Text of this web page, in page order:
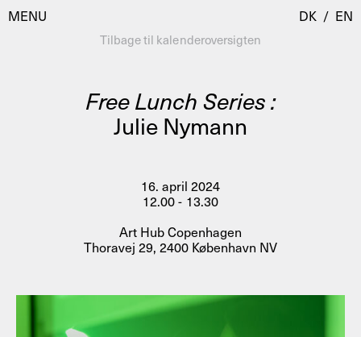
MENU
Besøg
Kalender
AHC Channel
Programmer
Residencies & Studios
Artistic Research
Public Programmes
Om
Profiler
Presse
AHC Channel
DK / EN
Tilbage til kalenderoversigten
Free Lunch Series :
Julie Nymann
16. april 2024
12.00 - 13.30
Art Hub Copenhagen
Thoravej 29, 2400 København NV